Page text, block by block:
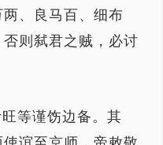
、良马百、细布
则弑君之贼，必讨
等谨饬边备。其